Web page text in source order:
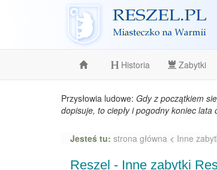
Reszel
Historia Zabytki
Przysłowia ludowe: Gdy z początkiem
dopisuje, to ciepły i pogodny koniec lata
Jesteś tu: strona główna < Inne
Reszel - Inne zabytki